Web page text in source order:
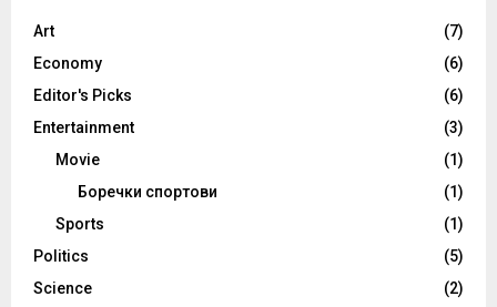
Art
(7)
Economy
(6)
Editor's Picks
(6)
Entertainment
(3)
Movie
(1)
Боречки спортови
(1)
Sports
(1)
Politics
(5)
Science
(2)